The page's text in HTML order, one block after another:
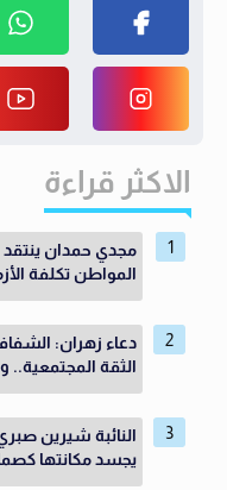
الاكثر قراءة
مجدي حمدان ينتقد
المواطن تكلفة
دعاء زهران:
الثقة المجتمعية..
النائبة شيرين
يجسد مكانتها